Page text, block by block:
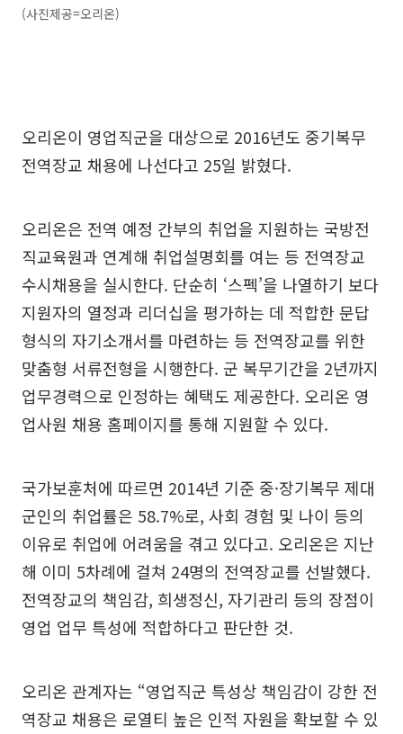
(사진제공=오리온)
오리온이 영업직군을 대상으로 2016년도 중기복무
전역장교 채용에 나선다고 25일 밝혔다.
오리온은 전역 예정 간부의 취업을 지원하는 국방전
직교육원과 연계해 취업설명회를 여는 등 전역장교
수시채용을 실시한다. 단순히 ‘스펙’을 나열하기 보다
지원자의 열정과 리더십을 평가하는 데 적합한 문답
형식의 자기소개서를 마련하는 등 전역장교를 위한
맞춤형 서류전형을 시행한다. 군 복무기간을 2년까지
업무경력으로 인정하는 혜택도 제공한다. 오리온 영
업사원 채용 홈페이지를 통해 지원할 수 있다.
국가보훈처에 따르면 2014년 기준 중·장기복무 제대
군인의 취업률은 58.7%로, 사회 경험 및 나이 등의
이유로 취업에 어려움을 겪고 있다고. 오리온은 지난
해 이미 5차례에 걸쳐 24명의 전역장교를 선발했다.
전역장교의 책임감, 희생정신, 자기관리 등의 장점이
영업 업무 특성에 적합하다고 판단한 것.
오리온 관계자는 “영업직군 특성상 책임감이 강한 전
역장교 채용은 로열티 높은 인적 자원을 확보할 수 있